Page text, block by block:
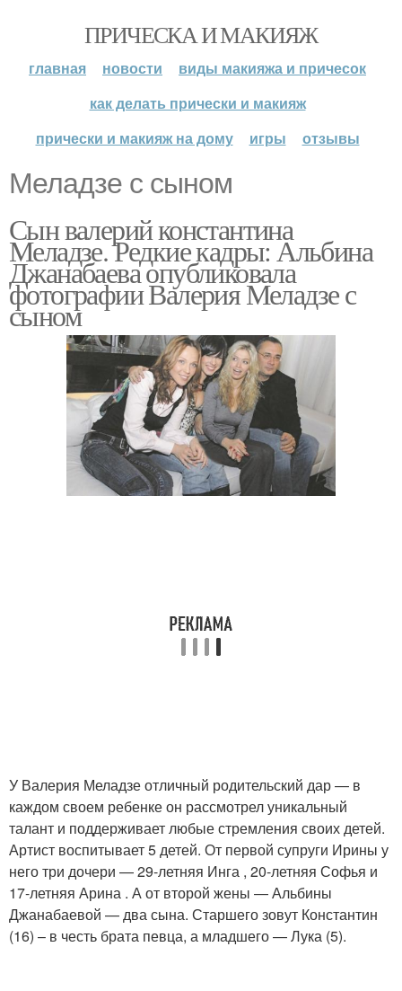
ПРИЧЕСКА И МАКИЯЖ
главная новости
виды макияжа и причесок
как делать прически и макияж
прически и макияж на дому
игры отзывы
Меладзе с сыном
Сын валерий константина
Меладзе. Редкие кадры: Альбина
Джанабаева опубликовала
фотографии Валерия Меладзе с
сыном
У Валерия Меладзе отличный родительский дар — в
каждом своем ребенке он рассмотрел уникальный
талант и поддерживает любые стремления своих детей.
Артист воспитывает 5 детей. От первой супруги Ирины у
него три дочери — 29-летняя Инга , 20-летняя Софья и
17-летняя Арина . А от второй жены — Альбины
Джанабаевой — два сына. Старшего зовут Константин
(16) – в честь брата певца, а младшего — Лука (5).